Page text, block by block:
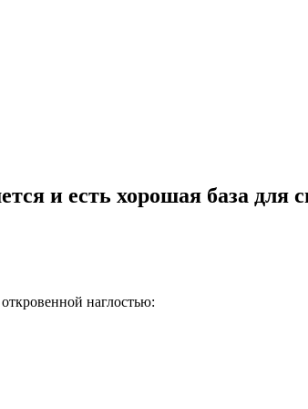
и есть хорошая база для
наглостью: